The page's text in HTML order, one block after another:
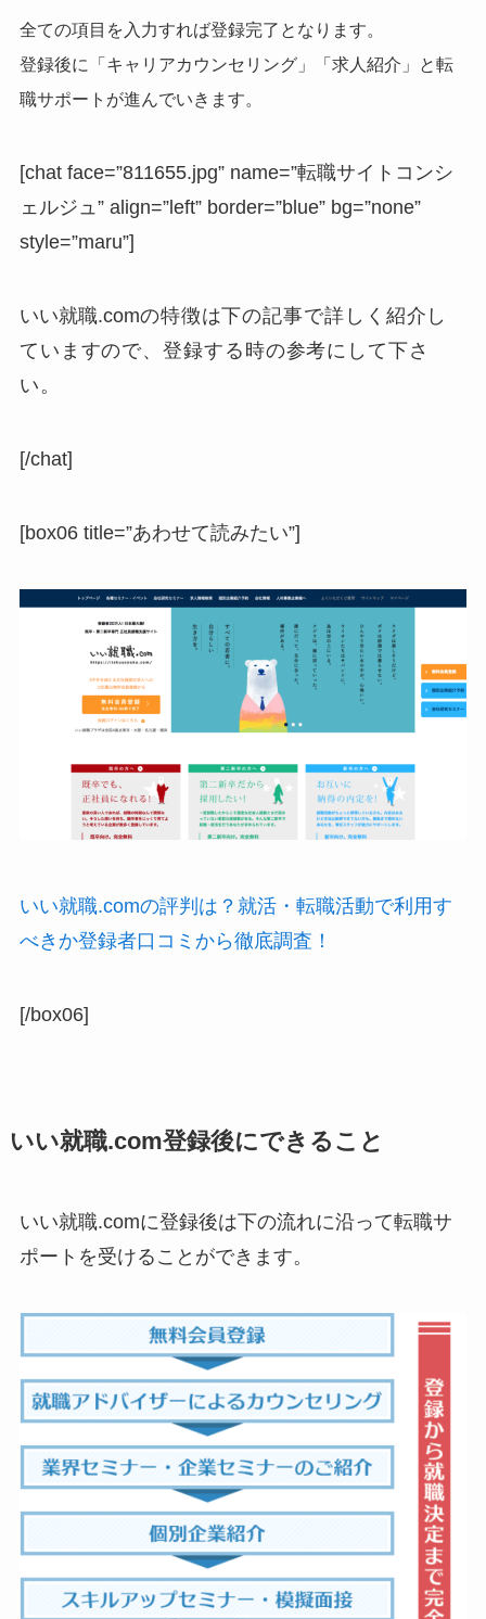
全ての項目を入力すれば登録完了となります。
登録後に「キャリアカウンセリング」「求人紹介」
と転
職サポートが進んでいきます。
[chat face=”811655.jpg” name=”転職サイトコンシ
ェルジュ” align=”left” border=”blue” bg=”none”
style=”maru”]
いい就職.comの特徴は下の記事で詳しく紹介し
ていますので、登録する時の参考にして下さ
い。
[/chat]
[box06 title=”あわせて読みたい”]
いい就職.comの評判は？就活・転職活動で利用す
べきか登録者口コミから徹底調査！
[/box06]
いい就職.com登録後にできること
いい就職.comに登録後は下の流れに沿って転職サ
ポートを受けることができます。